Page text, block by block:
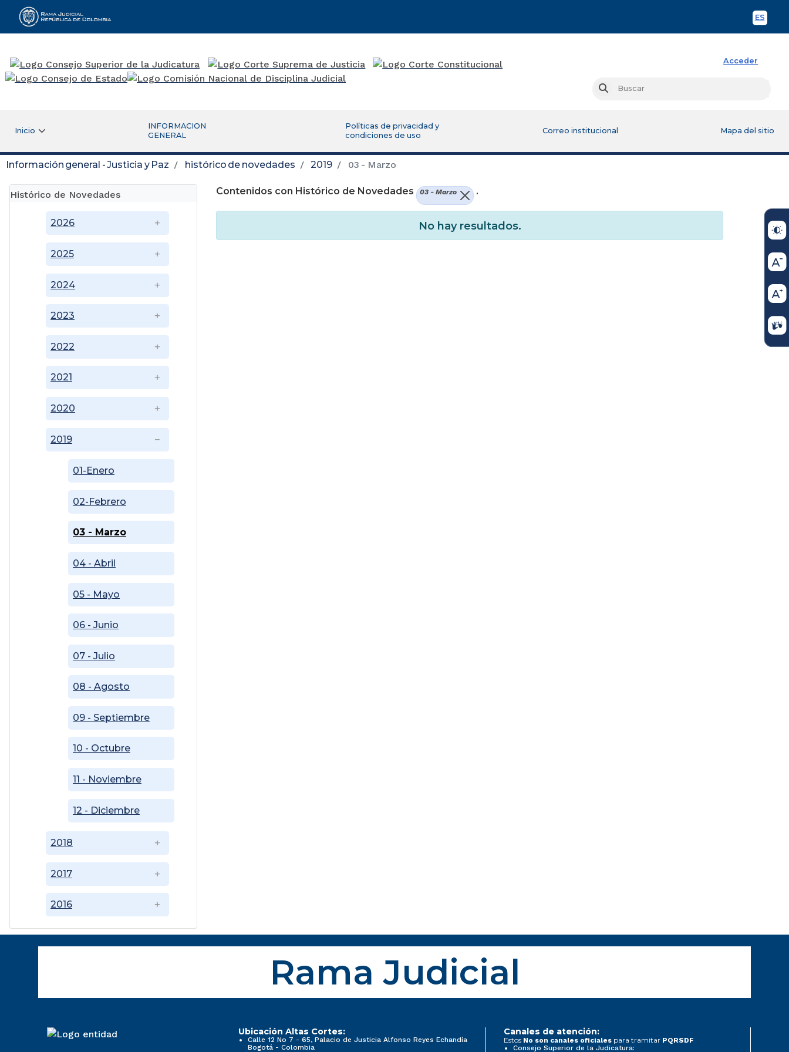
ES
Rama Judicial
Acceder
Buscar
Inicio
INFORMACION
GENERAL
Políticas de privacidad y
condiciones de uso
Correo institucional Mapa del sitio
Información general - Justicia y Paz histórico de novedades 2019 03 - Marzo
Histórico de Novedades
2016
2017
2018
2019
01-Enero
02-Febrero
03 - Marzo
04 - Abril
05 - Mayo
06 - Junio
07 - Julio
08 - Agosto
09 - Septiembre
10 - Octubre
11 - Noviembre
12 - Diciembre
2020
2021
2022
2023
2024
2025
2026
Contenidos con Histórico de Novedades 03 - Marzo .
No hay resultados.
Rama Judicial
Ubicación Altas Cortes:
Calle 12 No 7 - 65, Palacio de Justicia Alfonso Reyes Echandía
Bogotá - Colombia
Canales de atención:
Estos No son canales oficiales para tramitar PQRSDF
Consejo Superior de la Judicatura: